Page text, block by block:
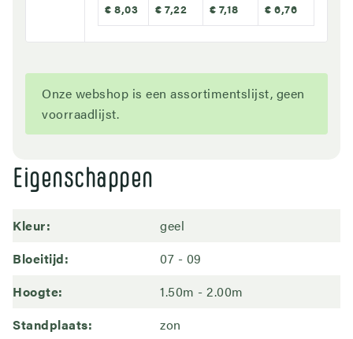
€ 8,03 € 7,22 € 7,18 € 6,76
Onze webshop is een assortimentslijst, geen
voorraadlijst.
Eigenschappen
Kleur
geel
Bloeitijd
07
09
Hoogte
1.50m - 2.00m
Standplaats
zon